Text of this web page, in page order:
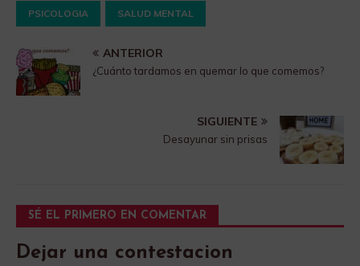
PSICOLOGIA SALUD MENTAL
ANTERIOR
¿Cuánto tardamos en quemar lo que comemos?
SIGUIENTE
Desayunar sin prisas
SÉ EL PRIMERO EN COMENTAR
Dejar una contestacion